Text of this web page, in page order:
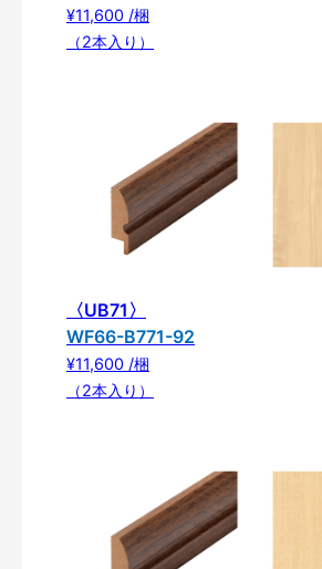
¥11,600 /梱
（2本入り）
〈UB71〉
WF66-B771-92
¥11,600 /梱
（2本入り）